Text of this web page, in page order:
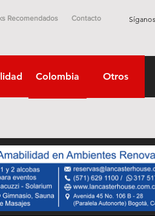
Recomendados Contacto
Colombia Otros